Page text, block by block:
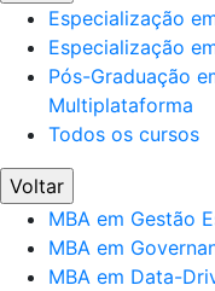
Especialização
Especialização
Pós-Graduação
Multiplataforma
Todos os cursos
Voltar
MBA em Gestão
MBA em
MBA em Data-